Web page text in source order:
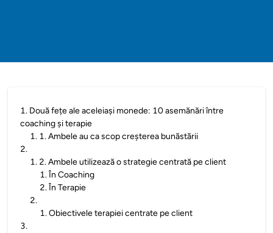
1. Două fețe ale aceleiași monede: 10 asemănări între
coaching și terapie
1. 1. Ambele au ca scop creșterea bunăstării
2.
1. 2. Ambele utilizează o strategie centrată pe client
1.În Coaching
2.În Terapie
2.
1.Obiectivele terapiei centrate pe client
3.